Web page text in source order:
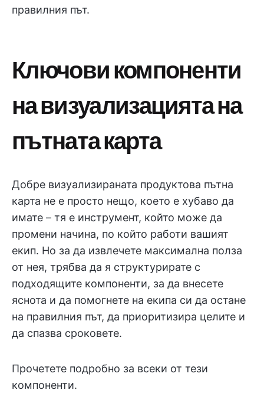
правилния път.
Ключови компоненти
на визуализацията на
пътната карта
Добре визуализираната продуктова пътна
карта не е просто нещо, което е хубаво да
имате – тя е инструмент, който може да
промени начина, по който работи вашият
екип. Но за да извлечете максимална полза
от нея, трябва да я структурирате с
подходящите компоненти, за да внесете
яснота и да помогнете на екипа си да остане
на правилния път, да приоритизира целите и
да спазва сроковете.
Прочетете подробно за всеки от тези
компоненти.